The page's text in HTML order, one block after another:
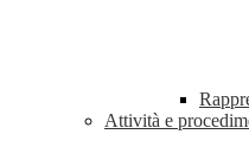
Attività e